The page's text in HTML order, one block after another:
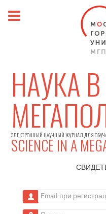
НАУКА В
ЭЛЕКТРОННЫЙ НАУЧНЫЙ ЖУРНАЛ ДЛЯ
SCIENCE IN A
Email при